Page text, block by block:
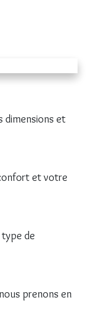
dimensions et
et votre
de
prenons en